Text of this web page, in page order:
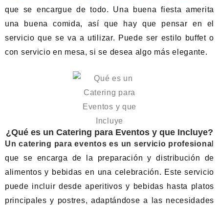
que se encargue de todo. Una buena fiesta amerita
una buena comida, así que hay que pensar en el
servicio que se va a utilizar. Puede ser estilo buffet o
con servicio en mesa, si se desea algo más elegante.
¿Qué es un Catering para Eventos y que Incluye?
Un catering para eventos es un servicio profesiona
que se encarga de la preparación y distribución de
alimentos y bebidas en una celebración. Este servicio
puede incluir desde aperitivos y bebidas hasta platos
principales y postres, adaptándose a las necesidades